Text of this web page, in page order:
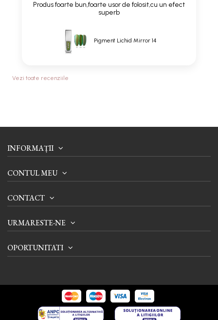
Produs foarte bun,foarte usor de folosit,cu un efect
superb
Pigment Lichid Mirror 14
Vezi toate recenziile
INFORMAȚII
CONTUL MEU
CONTACT
URMARESTE-NE
OPORTUNITATI